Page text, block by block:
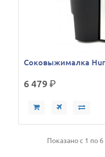
Соковыжималка
6 479р.
Показано с 1 по